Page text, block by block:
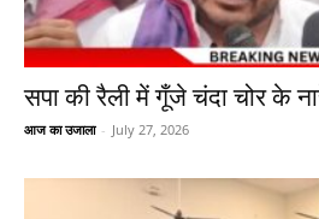
सपा की रैली में गूँजे चंदा चोर के
आज का उजाला - July 27, 2026